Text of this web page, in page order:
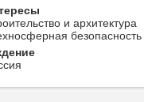
и архитектура
безопасность